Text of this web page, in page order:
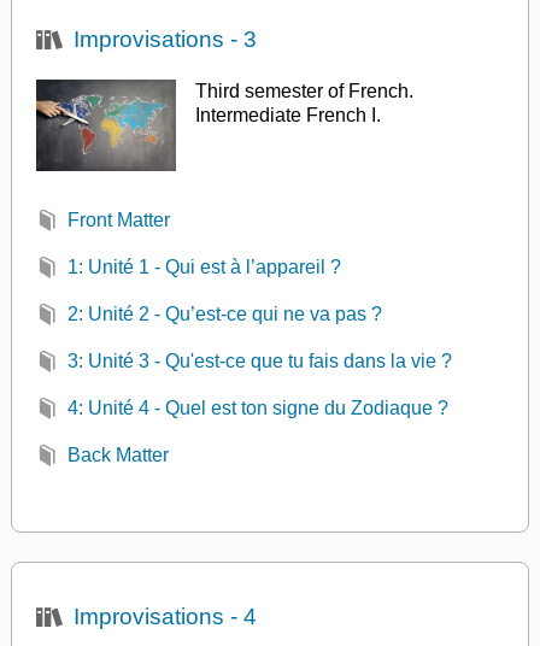
Improvisations - 3
Third semester of French.
Intermediate French I.
Front Matter
1: Unité 1 - Qui est à l’appareil ?
2: Unité 2 - Qu’est-ce qui ne va pas ?
3: Unité 3 - Qu'est-ce que tu fais dans la vie ?
4: Unité 4 - Quel est ton signe du Zodiaque ?
Back Matter
Improvisations - 4